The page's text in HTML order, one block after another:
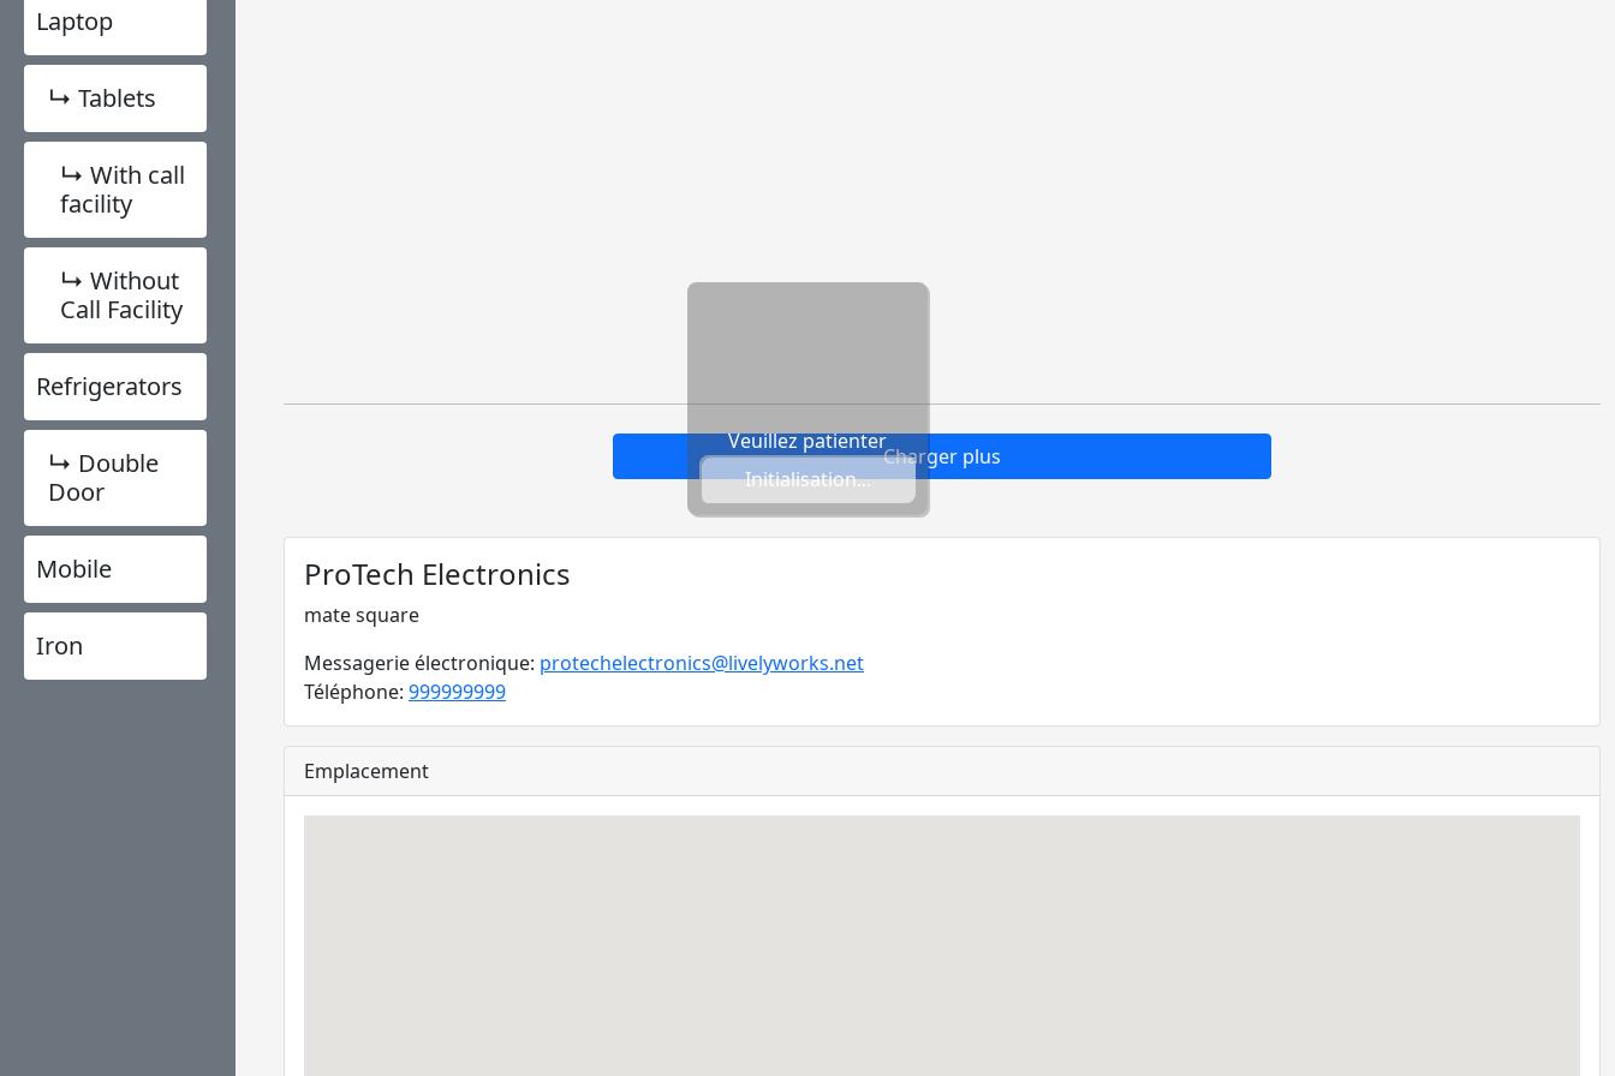
Veuillez patienter
Initialisation...
Laptop
↳ Tablets
↳ With call
facility
↳ Without
Call Facility
Refrigerators
↳ Double
Door
Mobile
Iron
Charger plus
ProTech Electronics
mate square
Messagerie électronique: protechelectronics@livelyworks.net
Téléphone: 999999999
Emplacement